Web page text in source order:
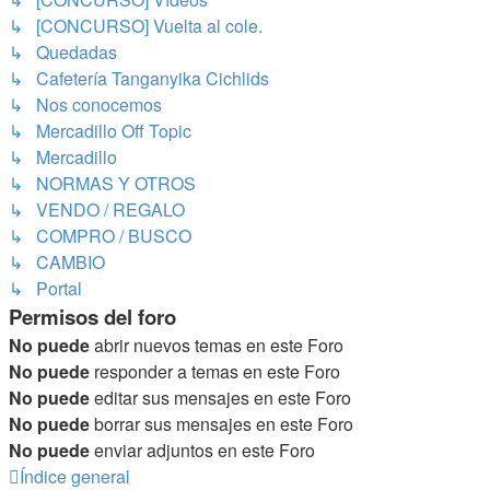
↳ [CONCURSO] Vuelta al cole.
↳ Quedadas
↳ Cafetería Tanganyika Cichlids
↳ Nos conocemos
↳ Mercadillo Off Topic
↳ Mercadillo
↳ NORMAS Y OTROS
↳ VENDO / REGALO
↳ COMPRO / BUSCO
↳ CAMBIO
↳ Portal
Permisos del foro
No puedeabrir nuevos temas en este Foro
No puede responder a temas en este Foro
No puedeeditar sus mensajes en este Foro
No puedeborrar sus mensajes en este Foro
No puedeenviar adjuntos en este Foro
Índice general